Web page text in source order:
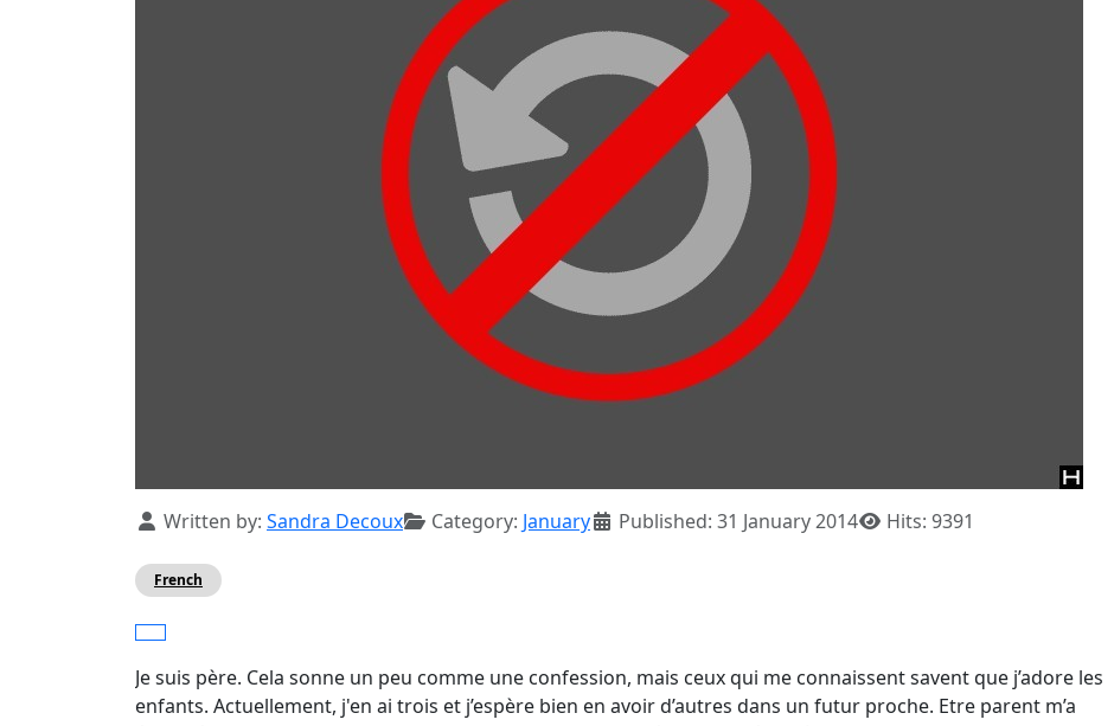
Details
Written by: Sandra Decoux Category: January Published: 31 January 2014 Hits: 9391
French
Je suis père. Cela sonne un peu comme une confession, mais ceux qui me connaissent savent que j’adore les
enfants. Actuellement, j'en ai trois et j’espère bien en avoir d’autres dans un futur proche. Etre parent m’a